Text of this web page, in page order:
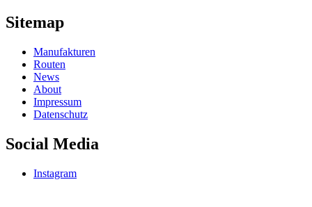
Sitemap
Manufakturen
Routen
News
About
Impressum
Datenschutz
Social Media
Instagram